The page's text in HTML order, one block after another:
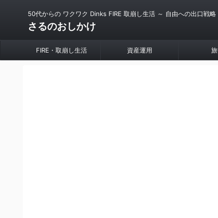
50代からの ワクワク Dinks FIRE 取崩し生活 ～ 自由への出口戦略
さるのおしかけ
FIRE・取崩し生活 資産運用